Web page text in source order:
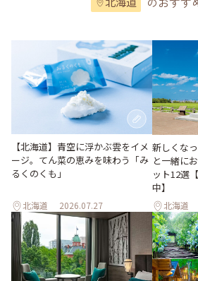
【北海道】青空に浮かぶ雲をイメ
ージ。てん菜の恵みを味わう「み
るくのくも」
北海道 2026.07.27
新しくな
と一緒に
ット12選
中】
北海道